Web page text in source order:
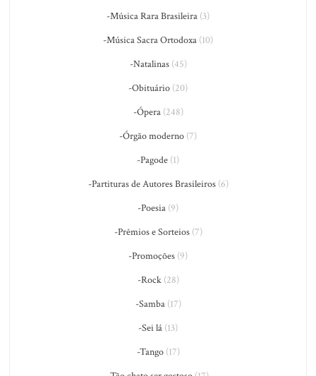
-Música Rara Brasileira (3)
-Música Sacra Ortodoxa (10)
-Natalinas(45)
-Obituário (20)
-Ópera(248)
-Órgão moderno (7)
-Pagode (1)
-Partituras de Autores Brasileiros(6)
-Poesia (9)
-Prêmios e Sorteios(7)
-Promoções (9)
-Rock(28)
-Samba(17)
-Sei lá (13)
-Tango(17)